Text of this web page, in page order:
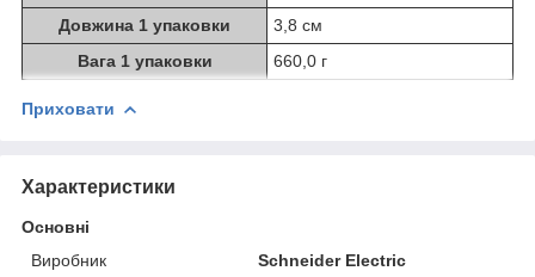
Довжина 1 упаковки
3,8 см
Вага 1 упаковки
660,0 г
Приховати
Характеристики
Основні
Виробник
Schneider Electric